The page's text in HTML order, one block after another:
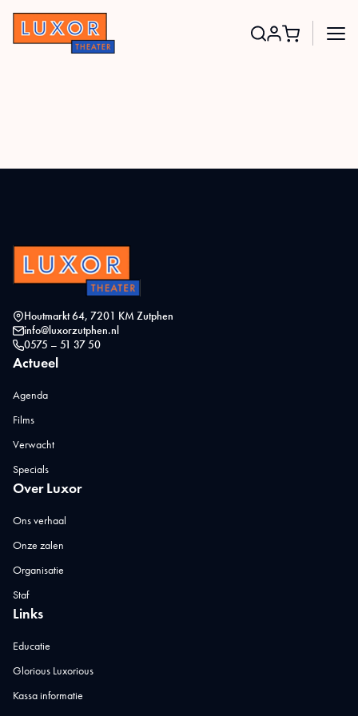
Houtmarkt 64, 7201 KM Zutphen
info@luxorzutphen.nl
0575 – 51 37 50
Actueel
Agenda
Films
Verwacht
Specials
Over Luxor
Ons verhaal
Onze zalen
Organisatie
Staf
Links
Educatie
Glorious Luxorious
Kassa informatie